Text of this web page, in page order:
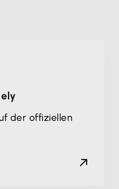
der offiziellen